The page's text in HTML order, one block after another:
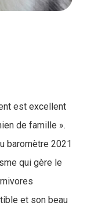
est excellent
de famille ».
baromètre 2021
qui gère le
et son beau